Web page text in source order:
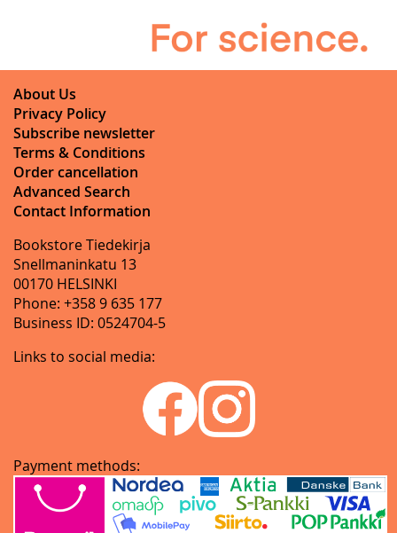
About Us
Privacy Policy
Subscribe newsletter
Terms & Conditions
Order cancellation
Advanced Search
Contact Information
Bookstore Tiedekirja
Snellmaninkatu 13
00170 HELSINKI
Phone: +358 9 635 177
Business ID: 0524704-5
Links to social media:
Payment methods: